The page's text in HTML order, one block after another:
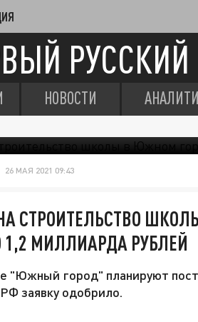
РУССКИЙ
НОВОСТИ
26 МАЯ 2021 09:43
СТРОИТЕЛЬСТВО
МИЛЛИАРДА РУБЛЕЙ
"Южный город" планируют
заявку одобрило.